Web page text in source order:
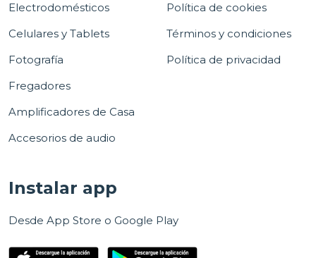
Electrodomésticos
Celulares y Tablets
Fotografía
Fregadores
Amplificadores de Casa
Accesorios de audio
Política de cookies
Términos y condiciones
Política de privacidad
Instalar app
Desde App Store o Google Play